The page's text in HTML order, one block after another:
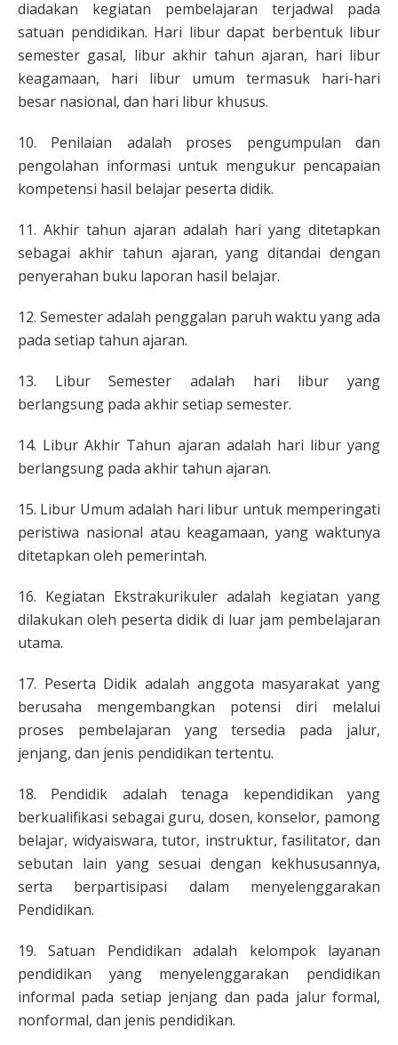
diadakan kegiatan pembelajaran terjadwal pada
satuan pendidikan. Hari libur dapat berbentuk libur
semester gasal, libur akhir tahun ajaran, hari libur
keagamaan, hari libur umum termasuk hari-hari
besar nasional, dan hari libur khusus.
10. Penilaian adalah proses pengumpulan dan
pengolahan informasi untuk mengukur pencapaian
kompetensi hasil belajar peserta didik.
11. Akhir tahun ajaran adalah hari yang ditetapkan
sebagai akhir tahun ajaran, yang ditandai dengan
penyerahan buku laporan hasil belajar.
12. Semester adalah penggalan paruh waktu yang ada
pada setiap tahun ajaran.
13. Libur Semester adalah hari libur yang
berlangsung pada akhir setiap semester.
14. Libur Akhir Tahun ajaran adalah hari libur yang
berlangsung pada akhir tahun ajaran.
15. Libur Umum adalah hari libur untuk memperingati
peristiwa nasional atau keagamaan, yang waktunya
ditetapkan oleh pemerintah.
16. Kegiatan Ekstrakurikuler adalah kegiatan yang
dilakukan oleh peserta didik di luar jam pembelajaran
utama.
17. Peserta Didik adalah anggota masyarakat yang
berusaha mengembangkan potensi diri melalui
proses pembelajaran yang tersedia pada jalur,
jenjang, dan jenis pendidikan tertentu.
18. Pendidik adalah tenaga kependidikan yang
berkualifikasi sebagai guru, dosen, konselor, pamong
belajar, widyaiswara, tutor, instruktur, fasilitator, dan
sebutan lain yang sesuai dengan kekhususannya,
serta berpartisipasi dalam menyelenggarakan
Pendidikan.
19. Satuan Pendidikan adalah kelompok layanan
pendidikan yang menyelenggarakan pendidikan
informal pada setiap jenjang dan pada jalur formal,
nonformal, dan jenis pendidikan.